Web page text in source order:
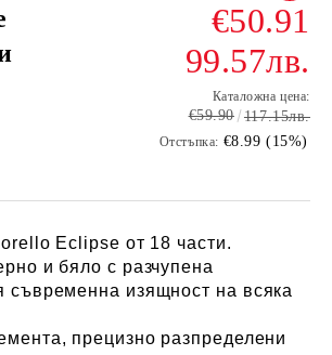
€50.91
99.57лв.
Каталожна цена:
€59.90 117.15лв.
Отстъпка: €8.99 (15%)
Eclipse от 18 части.
и бяло с разчупена
съвременна изящност на всяка
прецизно разпределени